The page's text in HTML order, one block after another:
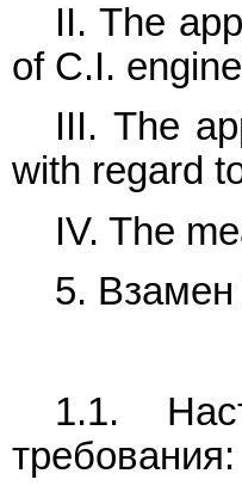
II. The
of C.I.
III. The
with regard
IV. The
5. Взамен
1.1.
требования: